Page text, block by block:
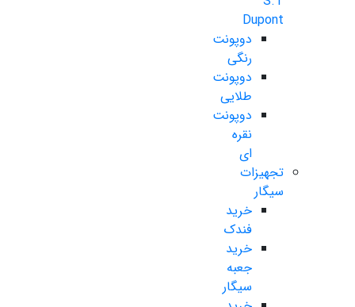
Dupont
دوپونت
رنگی
دوپونت
طلایی
دوپونت
نقره
ای
تجهیزات
سیگار
خرید
فندک
خرید
جعبه
سیگار